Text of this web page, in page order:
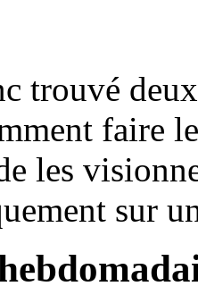
trouvé
faire
les
sur